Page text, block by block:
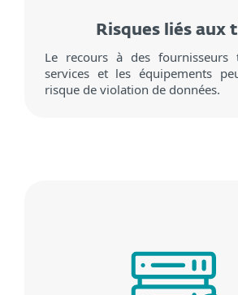
Risques liés aux
Le recours à des
services et les équipements
risque de violation de données.